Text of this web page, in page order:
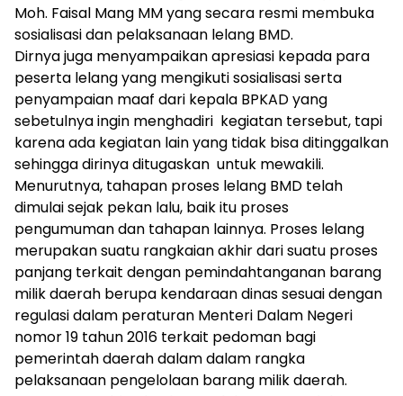
Moh. Faisal Mang MM yang secara resmi membuka
sosialisasi dan pelaksanaan lelang BMD.
Dirnya juga menyampaikan apresiasi kepada para
peserta lelang yang mengikuti sosialisasi serta
penyampaian maaf dari kepala BPKAD yang
sebetulnya ingin menghadiri kegiatan tersebut, tapi
karena ada kegiatan lain yang tidak bisa ditinggalkan
sehingga dirinya ditugaskan untuk mewakili.
Menurutnya, tahapan proses lelang BMD telah
dimulai sejak pekan lalu, baik itu proses
pengumuman dan tahapan lainnya. Proses lelang
merupakan suatu rangkaian akhir dari suatu proses
panjang terkait dengan pemindahtanganan barang
milik daerah berupa kendaraan dinas sesuai dengan
regulasi dalam peraturan Menteri Dalam Negeri
nomor 19 tahun 2016 terkait pedoman bagi
pemerintah daerah dalam dalam rangka
pelaksanaan pengelolaan barang milik daerah.